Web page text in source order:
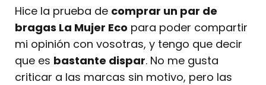
Hice la prueba de comprar un par de
bragas La Mujer Eco para poder compartir
mi opinión con vosotras, y tengo que decir
que es bastante dispar. No me gusta
criticar a las marcas sin motivo, pero las